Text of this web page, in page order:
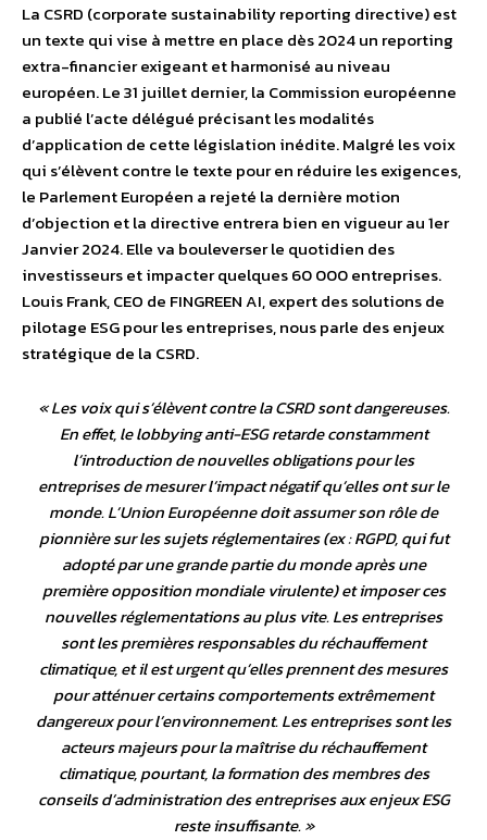
La CSRD (corporate sustainability reporting directive) est
un texte qui vise à mettre en place dès 2024 un reporting
extra-financier exigeant et harmonisé au niveau
européen. Le 31 juillet dernier, la Commission européenne
a publié l’acte délégué précisant les modalités
d’application de cette législation inédite. Malgré les voix
qui s’élèvent contre le texte pour en réduire les exigences,
le Parlement Européen a rejeté la dernière motion
d’objection et la directive entrera bien en vigueur au 1er
Janvier 2024. Elle va bouleverser le quotidien des
investisseurs et impacter quelques 60 000 entreprises.
Louis Frank, CEO de FINGREEN AI, expert des solutions de
pilotage ESG pour les entreprises, nous parle des enjeux
stratégique de la CSRD.
«Les voix qui s’élèvent contre la CSRD sont dangereuses.
En effet, le lobbying anti-ESG retarde constamment
l’introduction de nouvelles obligations pour les
entreprises de mesurer l’impact négatif qu’elles ont sur le
monde. L’Union Européenne doit assumer son rôle de
pionnière sur les sujets réglementaires (ex : RGPD, qui fut
adopté par une grande partie du monde après une
première opposition mondiale virulente) et imposer ces
nouvelles réglementations au plus vite. Les entreprises
sont les premières responsables du réchauffement
climatique, et il est urgent qu’elles prennent des mesures
pour atténuer certains comportements extrêmement
dangereux pour l’environnement. Les entreprises sont les
acteurs majeurs pour la maîtrise du réchauffement
climatique, pourtant, la formation des membres des
conseils d’administration des entreprises aux enjeux ESG
reste insuffisante. »